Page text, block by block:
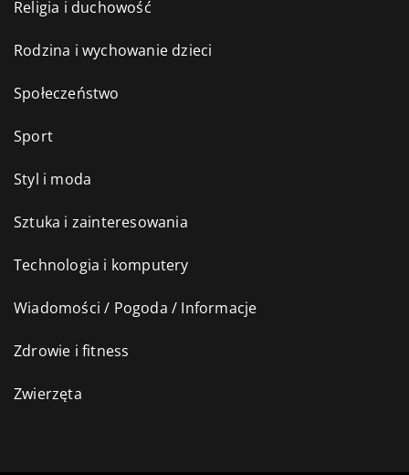
Religia i duchowość
Rodzina i wychowanie dzieci
Społeczeństwo
Sport
Styl i moda
Sztuka i zainteresowania
Technologia i komputery
Wiadomości / Pogoda / Informacje
Zdrowie i fitness
Zwierzęta